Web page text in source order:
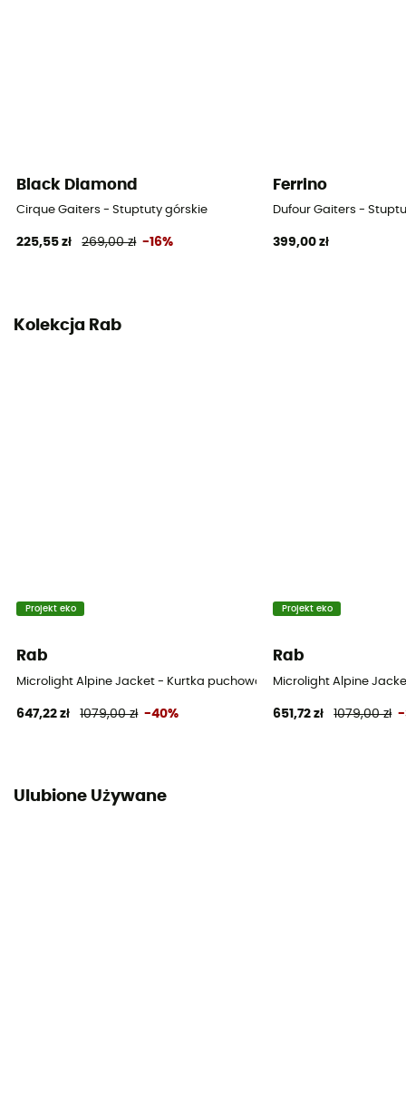
Black Diamond
Cirque Gaiters - Stuptuty górskie
225,55 zł 269,00 zł -16%
Ferrino
Dufour Gaiters -
399,00 zł
Kolekcja Rab
Projekt eko
Rab
Microlight Alpine Jacket - Kurtka puchowa meski
647,22 zł 1079,00 zł -40%
Projekt eko
Rab
Microlight Alpine
651,72 zł 1079,00 zł -
Ulubione Używane